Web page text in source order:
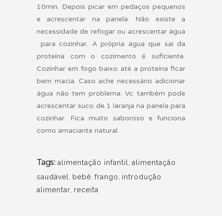
10min. Depois picar em pedaços pequenos
e acrescentar na panela. Não existe a
necessidade de refogar ou acrescentar água
para cozinhar. A própria água que sai da
proteína com o cozimento é suficiente.
Cozinhar em fogo baixo até a proteína ficar
bem macia. Caso ache necessário adicionar
água não tem problema. Vc também pode
acrescentar suco de 1 laranja na panela para
cozinhar. Fica muito saboroso e funciona
como amaciante natural.
Tags: alimentação infantil
alimentação
saudável
bebê frango
introdução
alimentar receita